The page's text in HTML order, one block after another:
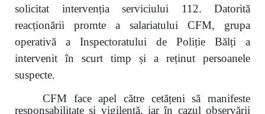
solicitat intervenția serviciului 112. Datorită
reacționării promte a salariatului CFM, grupa
operativă a Inspectoratului de Poliție Bălți a
intervenit în scurt timp și a reținut persoanele
suspecte.
CFM face apel către cetățeni să manifeste
responsabilitate și vigilență, iar în cazul observării